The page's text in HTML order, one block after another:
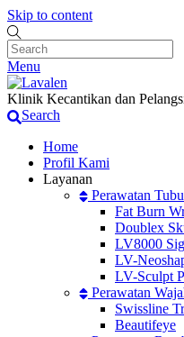
Skip to content
Menu
Klinik Kecantikan dan
Search
Home
Profil Kami
Layanan
Perawatan
Fat Burn
Doublex
LV8000
LV-
LV-Sculpt
Perawatan
Swissline
Beautifeye